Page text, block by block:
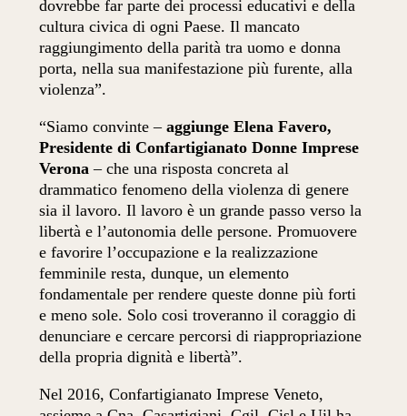
dovrebbe far parte dei processi educativi e della
cultura civica di ogni Paese. Il mancato
raggiungimento della parità tra uomo e donna
porta, nella sua manifestazione più furente, alla
violenza”.
“Siamo convinte –aggiunge Elena Favero,
Presidente di Confartigianato Donne Imprese
Verona – che una risposta concreta al
drammatico fenomeno della violenza di genere
sia il lavoro. Il lavoro è un grande passo verso la
libertà e l’autonomia delle persone. Promuovere
e favorire l’occupazione e la realizzazione
femminile resta, dunque, un elemento
fondamentale per rendere queste donne più forti
e meno sole. Solo cosi troveranno il coraggio di
denunciare e cercare percorsi di riappropriazione
della propria dignità e libertà”.
Nel 2016, Confartigianato Imprese Veneto,